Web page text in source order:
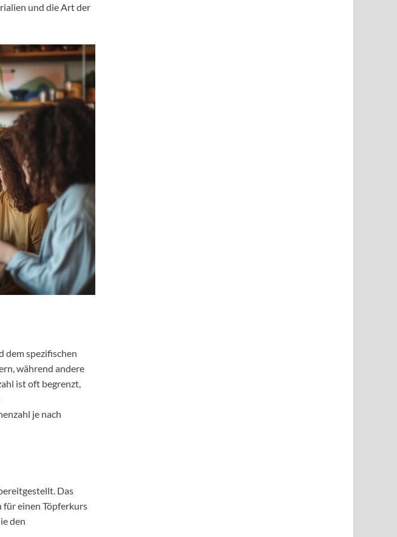
und die Art der
dem spezifischen
während andere
ist oft begrenzt,
je nach
Das
für einen Töpferkurs
den